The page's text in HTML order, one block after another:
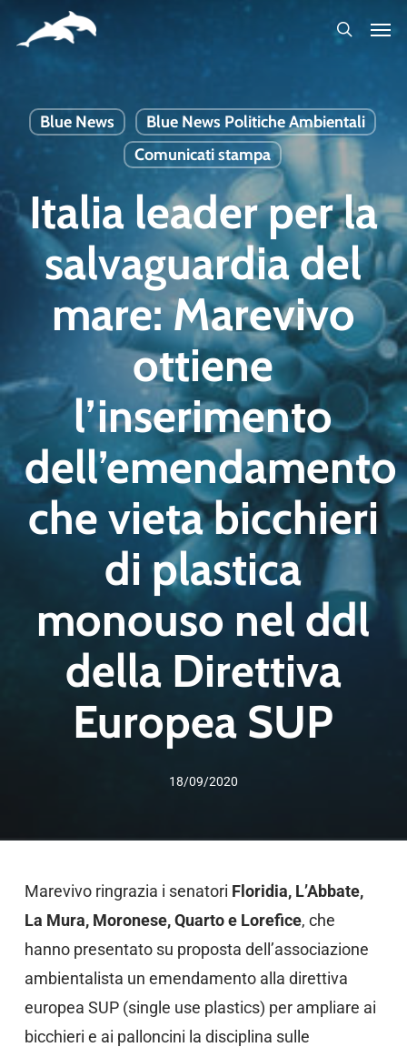
Blue News
Blue News Politiche Ambientali
Comunicati stampa
Italia leader per la
salvaguardia del
mare: Marevivo
ottiene
l’inserimento
dell’emendamento
che vieta bicchieri
di plastica
monouso nel ddl
della Direttiva
Europea SUP
18/09/2020
Marevivo ringrazia i senatori Floridia, L’Abbate,
La Mura, Moronese, Quarto e Lorefice, che
hanno presentato su proposta dell’associazione
ambientalista un emendamento alla direttiva
europea SUP (single use plastics) per ampliare ai
bicchieri e ai palloncini la disciplina sulle